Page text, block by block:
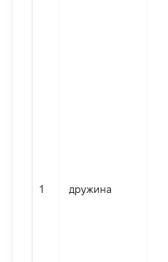
1 дружина